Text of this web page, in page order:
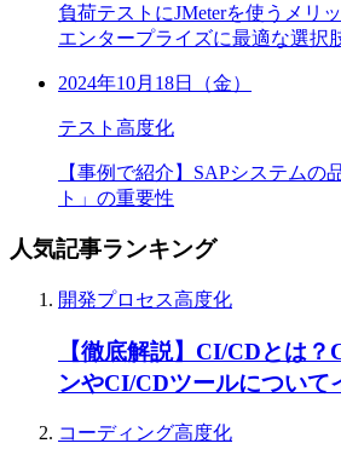
負荷テストにJMeterを使うメリ
エンタープライズに最適な選択
2024年10月18日（金）
テスト高度化
【事例で紹介】SAPシステムの
ト」の重要性
人気記事ランキング
開発プロセス高度化
【徹底解説】CI/CDとは
ンやCI/CDツールについて
コーディング高度化